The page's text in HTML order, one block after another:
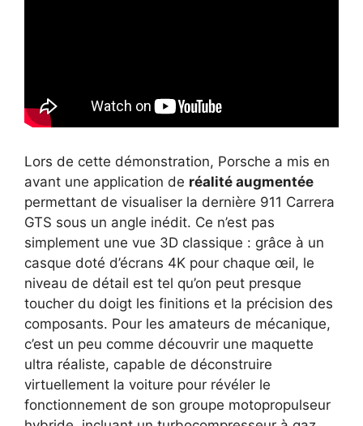
Lors de cette démonstration, Porsche a mis en
avant une application de réalité augmentée
permettant de visualiser la dernière 911 Carrera
GTS sous un angle inédit. Ce n’est pas
simplement une vue 3D classique : grâce à un
casque doté d’écrans 4K pour chaque œil, le
niveau de détail est tel qu’on peut presque
toucher du doigt les finitions et la précision des
composants. Pour les amateurs de mécanique,
c’est un peu comme découvrir une maquette
ultra réaliste, capable de déconstruire
virtuellement la voiture pour révéler le
fonctionnement de son groupe motopropulseur